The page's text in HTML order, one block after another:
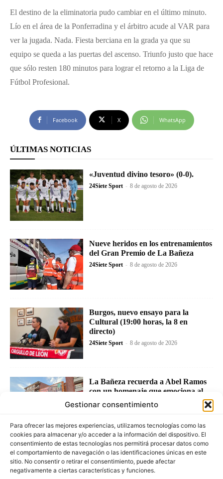
Gestionar consentimiento
Para ofrecer las mejores experiencias, utilizamos tecnologías como las
cookies para almacenar y/o acceder a la información del dispositivo. El
consentimiento de estas tecnologías nos permitirá procesar datos como
el comportamiento de navegación o las identificaciones únicas en este
sitio. No consentir o retirar el consentimiento, puede afectar
negativamente a ciertas características y funciones.
El destino de la eliminatoria pudo cambiar en el último minuto.
Lío en el área de la Ponferradina y el árbitro acude al VAR para
ver la jugada. Nada. Fiesta berciana en la grada ya que su
equipo se queda a las puertas del ascenso. Triunfo justo que hace
que sólo resten 180 minutos para lograr el retorno a la Liga de
Fútbol Profesional.
Facebook X WhatsApp
ÚLTIMAS NOTICIAS
«Juventud divino tesoro» (0-0).
24Siete Sport - 8 de agosto de 2026
Nueve heridos en los entrenamientos
del Gran Premio de La Bañeza
24Siete Sport - 8 de agosto de 2026
Burgos, nuevo ensayo para la
Cultural (19:00 horas, la 8 en
directo)
24Siete Sport - 8 de agosto de 2026
La Bañeza recuerda a Abel Ramos
con un homenaje que emociona al
mundo del motociclismo